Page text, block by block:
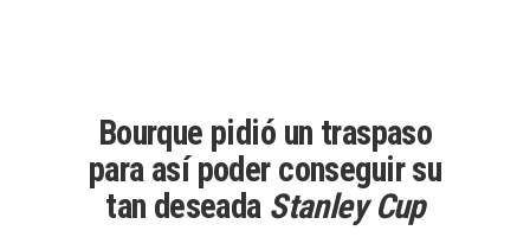
Bourque pidió un traspaso
para así poder conseguir su
tan deseada Stanley Cup